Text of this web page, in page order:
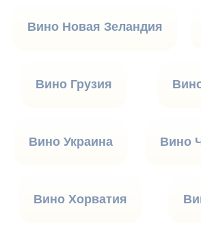
Вино Новая Зеландия
Вино Грузия
Вино Украина Вино
Вино Хорватия